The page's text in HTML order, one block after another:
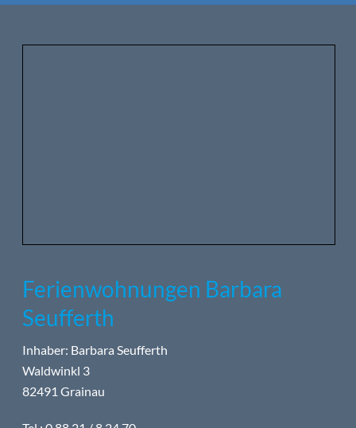
Ferienwohnungen Barbara
Seufferth
Inhaber: Barbara Seufferth
Waldwinkl 3
82491 Grainau